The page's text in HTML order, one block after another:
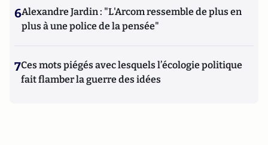
6Alexandre Jardin : "L'Arcom ressemble de plus en
plus à une police de la pensée"
7Ces mots piégés avec lesquels l’écologie politique
fait flamber la guerre des idées